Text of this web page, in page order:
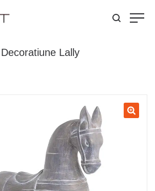
Decoratiune Lally